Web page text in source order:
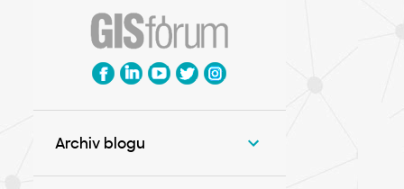
Archiv blogu